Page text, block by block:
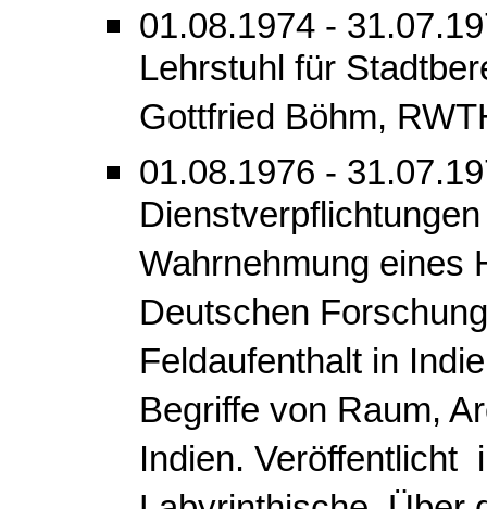
01.08.1974 -
Lehrstuhl für
Gottfried Böhm,
01.08.1976 -
Wahrnehmung eines
Deutschen
Feldaufenthalt in
Begriffe von Raum,
Indien. Veröffentlicht